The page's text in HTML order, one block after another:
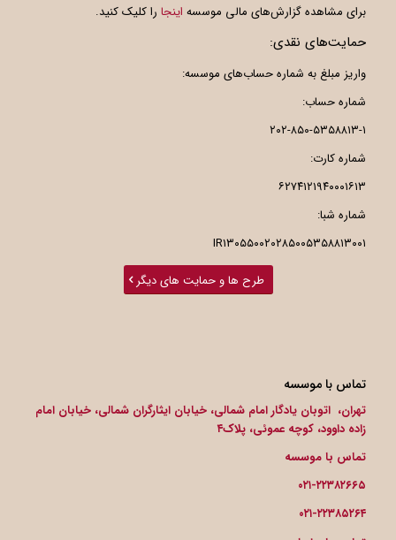
برای مشاهده گزارش‌های مالی موسسه اینجارا کلیک کنید.
حمایت‌های نقدی:
واریز مبلغ به شماره حساب‌های موسسه:
شماره حساب:
۲۰۲-۸۵۰-۵۳۵۸۸۱۳-۱
شماره کارت:
۶۲۷۴۱۲۱۹۴۰۰۰۱۶۱۳
شماره شبا:
IR۱۳۰۵۵۰۰۲۰۲۸۵۰۰۵۳۵۸۸۱۳۰۰۱
طرح ها و حمایت های دیگر
تماس با موسسه
تهران، اتوبان یادگار امام شمالی، خیابان ایثارگران شمالی، خیابان امام
زاده داوود، کوچه عموئی، پلاک۴
تماس با موسسه
۰۲۱-۲۲۳۸۲۶۶۵
۰۲۱-۲۲۳۸۵۲۶۴